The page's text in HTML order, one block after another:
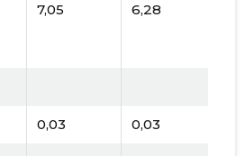
7,05 6,28
0,03 0,03